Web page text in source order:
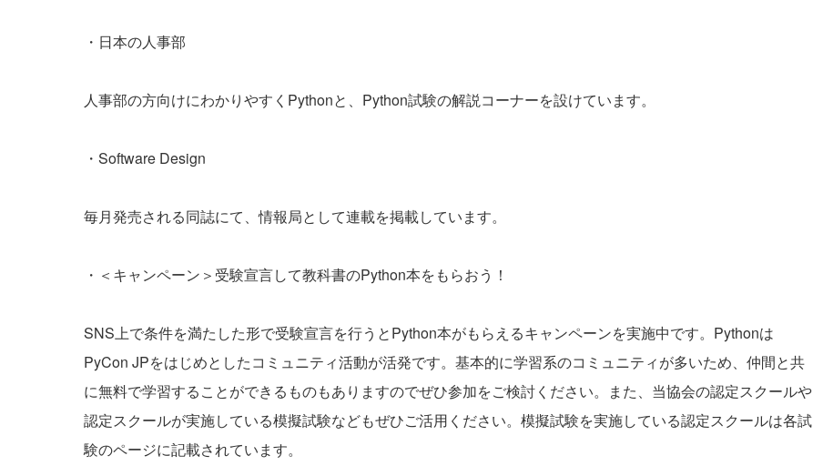
・ 日本の人事部
人事部の方向けにわかりやすくPythonと、Python試験の解説コーナーを設けています。
・Software Design
毎月発売される同誌にて、情報局として連載を掲載しています。
・＜キャンペーン＞ 受験宣言して教科書のPython本をもらおう！
SNS上で条件を満たした形で受験宣言を行うとPython本がもらえるキャンペーンを実施中です。Pythonは
PyCon JPをはじめとしたコミュニティ活動が活発です。基本的に学習系のコミュニティが多いため、仲間と共
に無料で学習することができるものもありますのでぜひ参加をご検討ください。また、当協会の認定スクールや
認定スクールが実施している模擬試験などもぜひご活用ください。模擬試験を実施している認定スクールは各試
験のページに記載されています。